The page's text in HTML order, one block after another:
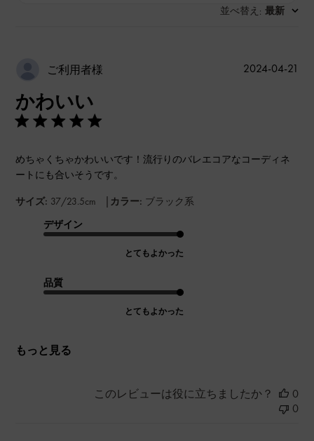
並べ替え : 最新
ご利用者様
かわいい
めちゃくちゃかわいいです！流行りのバレエコアなコーディネ
ートにも合いそうです。
サイズ: 37/23.5cm | カラー: ブラック系
デザイン
とてもよかった
品質
とてもよかった
もっと見る
2024-04-21
このレビューは役に立ちましたか？
0
0